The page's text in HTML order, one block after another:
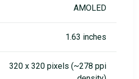
AMOLED
1.63 inches
320 x 320 pixels (~278 ppi